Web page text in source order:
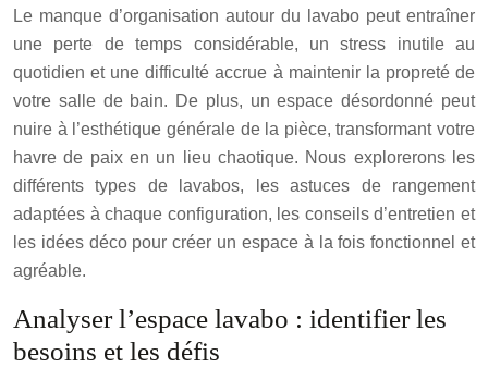
Le manque d’organisation autour du lavabo peut entraîner
une perte de temps considérable, un stress inutile au
quotidien et une difficulté accrue à maintenir la propreté de
votre salle de bain. De plus, un espace désordonné peut
nuire à l’esthétique générale de la pièce, transformant votre
havre de paix en un lieu chaotique. Nous explorerons les
différents types de lavabos, les astuces de rangement
adaptées à chaque configuration, les conseils d’entretien et
les idées déco pour créer un espace à la fois fonctionnel et
agréable.
Analyser l’espace lavabo : identifier les
besoins et les défis